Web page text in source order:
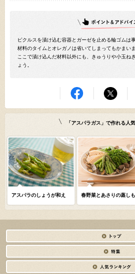
ピクルスを漬け込む容器とガーゼを止める輪ゴムは
材料のタイムとオレガノは省いてしまってもかまいま
ここで漬け込んだ材料以外にも、きゅうりや小玉ね
ょう。
「アスパラガス」で作れる人
アスパラのしょうが和え 春野菜とあさりの蒸し